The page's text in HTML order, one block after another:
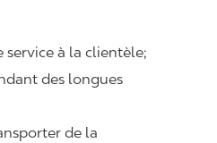
service à la clientèle;
des longues
de la